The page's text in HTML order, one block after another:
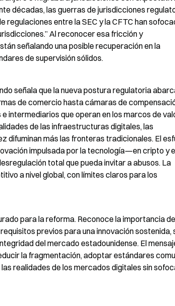
décadas, las guerras de jurisdicciones
entre la SEC y la CFTC han
Al reconocer esa fricción y
señalando una posible recuperación en la
de supervisión sólidos.
señala que la nueva postura regulatoria
de comercio hasta cámaras de
intermediarios que operan en los marcos de
de las infraestructuras digitales, las
difuminan más las fronteras tradicionales. El
impulsada por la tecnología—en cripto y
total que pueda invitar a abusos. La
a nivel global, con límites claros para los
para la reforma. Reconoce la importancia
previos para una innovación sostenida,
del mercado estadounidense. El
la fragmentación, adoptar estándares
realidades de los mercados digitales sin